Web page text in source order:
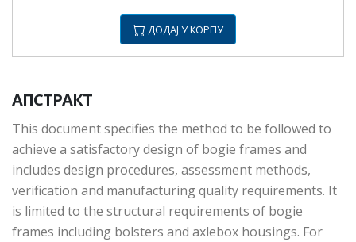
ДОДАЈ У КОРПУ
АПСТРАКТ
This document specifies the method to be followed to
achieve a satisfactory design of bogie frames and
includes design procedures, assessment methods,
verification and manufacturing quality requirements. It
is limited to the structural requirements of bogie
frames including bolsters and axlebox housings. For